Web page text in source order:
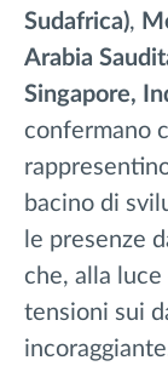
Sudafrica),
Arabia
Singapore,
confermano
bacino di
le presenze
che, alla
tensioni sui